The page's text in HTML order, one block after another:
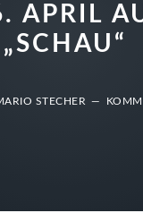
APRIL
„SCHAU“
STECHER